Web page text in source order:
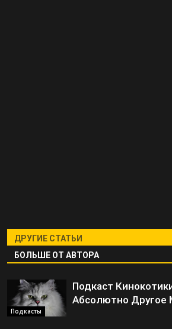
ДРУГИЕ СТАТЬИ
БОЛЬШЕ ОТ АВТОРА
Подкасты
Подкаст
Абсолютно Другое